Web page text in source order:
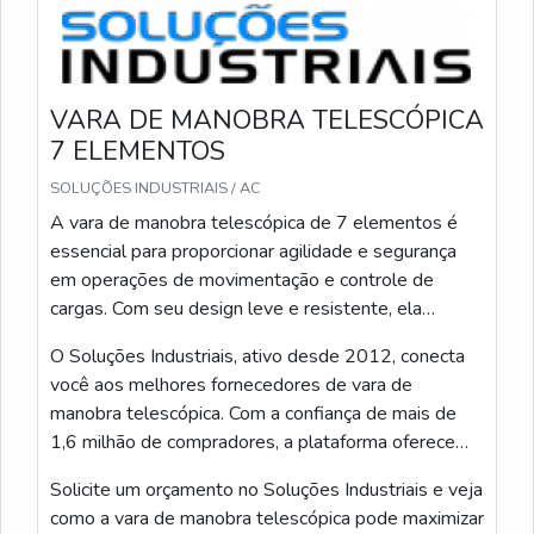
também o comprimento retraído para transporte. Para
uma vara telescópica 7 elementos, o equilíbrio entre
extensão e rigidez é essencial.
Quanto ao material, eu prefiro fibras compostas ou
isolamento; alumínio ou aço são opções quando o
foco é resistência mecânica, mas podem não oferecer
isolação apropriada. Verifique sempre a especificação
do fabricante sobre resistência mecânica, peso e
isolamento.
A VARA DE MANOBRA TELESCÓPICA 7
ELEMENTOS É SEGURA PARA TRABALHOS EM
ALTA TENSÃO?
Eu só considero segura uma vara para alta tensão se
elétrico e seguir normas técnicas aplicáveis. Materiais
VARA DE MANOBRA TELESCÓPICA
7 ELEMENTOS
SOLUÇÕES INDUSTRIAIS / AC
A vara de manobra telescópica de 7 elementos é
essencial para proporcionar agilidade e segurança
em operações de movimentação e controle de
cargas. Com seu design leve e resistente, ela
trabalho em diferentes alturas e ângulos.
O Soluções Industriais, ativo desde 2012, conecta
você aos melhores fornecedores de vara de
manobra telescópica. Com a confiança de mais de
1,6 milhão de compradores, a plataforma oferece
soluções industriais de qualidade.
Solicite um orçamento no Soluções Industriais e veja
como a vara de manobra telescópica pode maximizar